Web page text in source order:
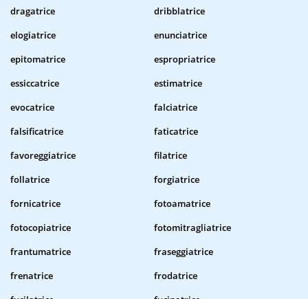
dragatrice
dribblatrice
elogiatrice
enunciatrice
epitomatrice
espropriatrice
essiccatrice
estimatrice
evocatrice
falciatrice
falsificatrice
faticatrice
favoreggiatrice
filatrice
follatrice
forgiatrice
fornicatrice
fotoamatrice
fotocopiatrice
fotomitragliatrice
frantumatrice
fraseggiatrice
frenatrice
frodatrice